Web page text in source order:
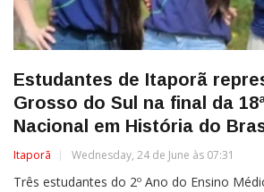
Estudantes de Itaporã
Grosso do Sul na final da
Nacional em História do
Itaporã Wednesday, 24 de June às 07:31
Três estudantes do 2º Ano do Ensino